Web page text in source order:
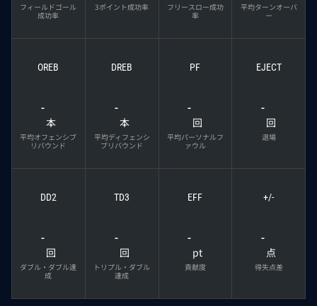
フィールドゴール
成功率
3ポイント成功率
フリースロー成功
率
平均ターンオーバ
ー
OREB
-
本
平均オフェンシブ
リバウンド
DREB
-
本
平均ディフェンシ
ブリバウンド
PF
-
回
平均パーソナルフ
ァウル
EJECT
-
回
退場
DD2
-
回
ダブル・ダブル達
成
TD3
-
回
トリプル・ダブル
達成
EFF
-
pt
貢献度
+/-
-
点
得失点差